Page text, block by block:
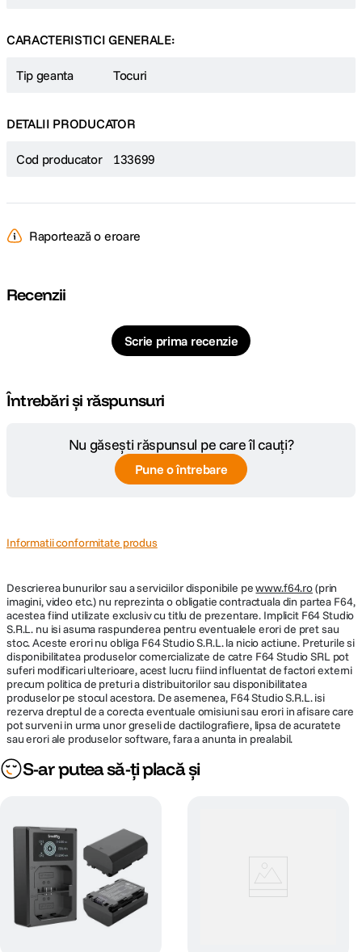
CARACTERISTICI GENERALE:
Tip geanta Tocuri
DETALII PRODUCATOR
Cod producator 133699
Raportează o eroare
Recenzii
Scrie prima recenzie
Întrebări și răspunsuri
Nu găsești răspunsul pe care îl cauți?
Pune o întrebare
Informatii conformitate produs
Descrierea bunurilor sau a serviciilor disponibile pewww.f64.ro(prin
imagini, video etc.) nu reprezinta o obligatie contractuala din partea F64,
acestea fiind utilizate exclusiv cu titlu de prezentare. Implicit F64 Studio
S.R.L. nu isi asuma raspunderea pentru eventualele erori de pret sau
stoc. Aceste erori nu obliga F64 Studio S.R.L. la nicio actiune. Preturile si
disponibilitatea produselor comercializate de catre F64 Studio SRL pot
suferi modificari ulterioare, acest lucru fiind influentat de factori externi
precum politica de preturi a distribuitorilor sau disponibilitatea
produselor pe stocul acestora. De asemenea, F64 Studio S.R.L. isi
rezerva dreptul de a corecta eventuale omisiuni sau erori in afisare care
pot surveni in urma unor greseli de dactilografiere, lipsa de acuratete
sau erori ale produselor software, fara a anunta in prealabil.
S-ar putea să-ți placă și